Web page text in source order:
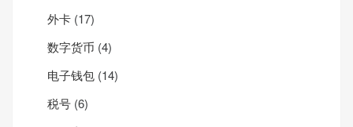
外卡 (17)
数字货币 (4)
电子钱包 (14)
税号 (6)